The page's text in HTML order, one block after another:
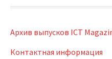
Архив выпусков ICT
Контактная информация